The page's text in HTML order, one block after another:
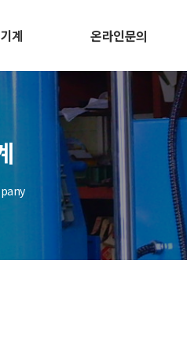
계 온라인문의